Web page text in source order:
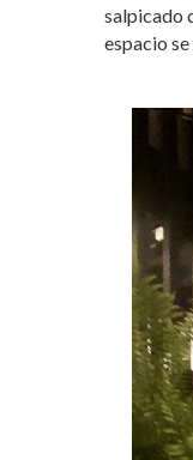
salpicado
espacio